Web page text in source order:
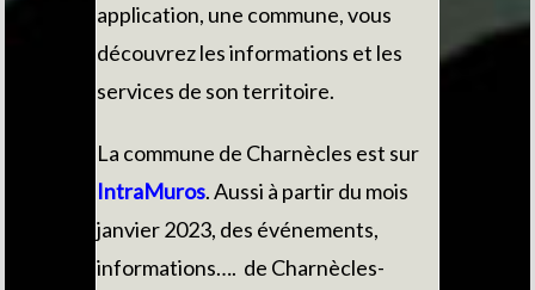
application, une commune, vous
découvrez les informations et les
services de son territoire.
La commune de Charnècles est sur
IntraMuros. Aussi à partir du mois
janvier 2023, des événements,
informations…. de Charnècles-